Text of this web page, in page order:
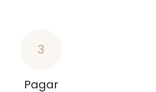
3
Pagar